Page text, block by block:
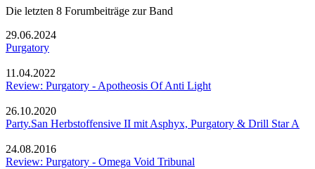
Die letzten 8 Forumbeiträge zur Band
29.06.2024
Purgatory
11.04.2022
Review: Purgatory - Apotheosis Of Anti Light
26.10.2020
Party.San Herbstoffensive II mit Asphyx, Purgatory & Drill Star A
24.08.2016
Review: Purgatory - Omega Void Tribunal